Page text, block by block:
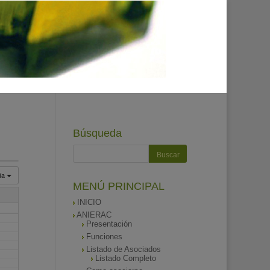
Búsqueda
MENÚ PRINCIPAL
INICIO
ANIERAC
Presentación
Funciones
Listado de Asociados
Listado Completo